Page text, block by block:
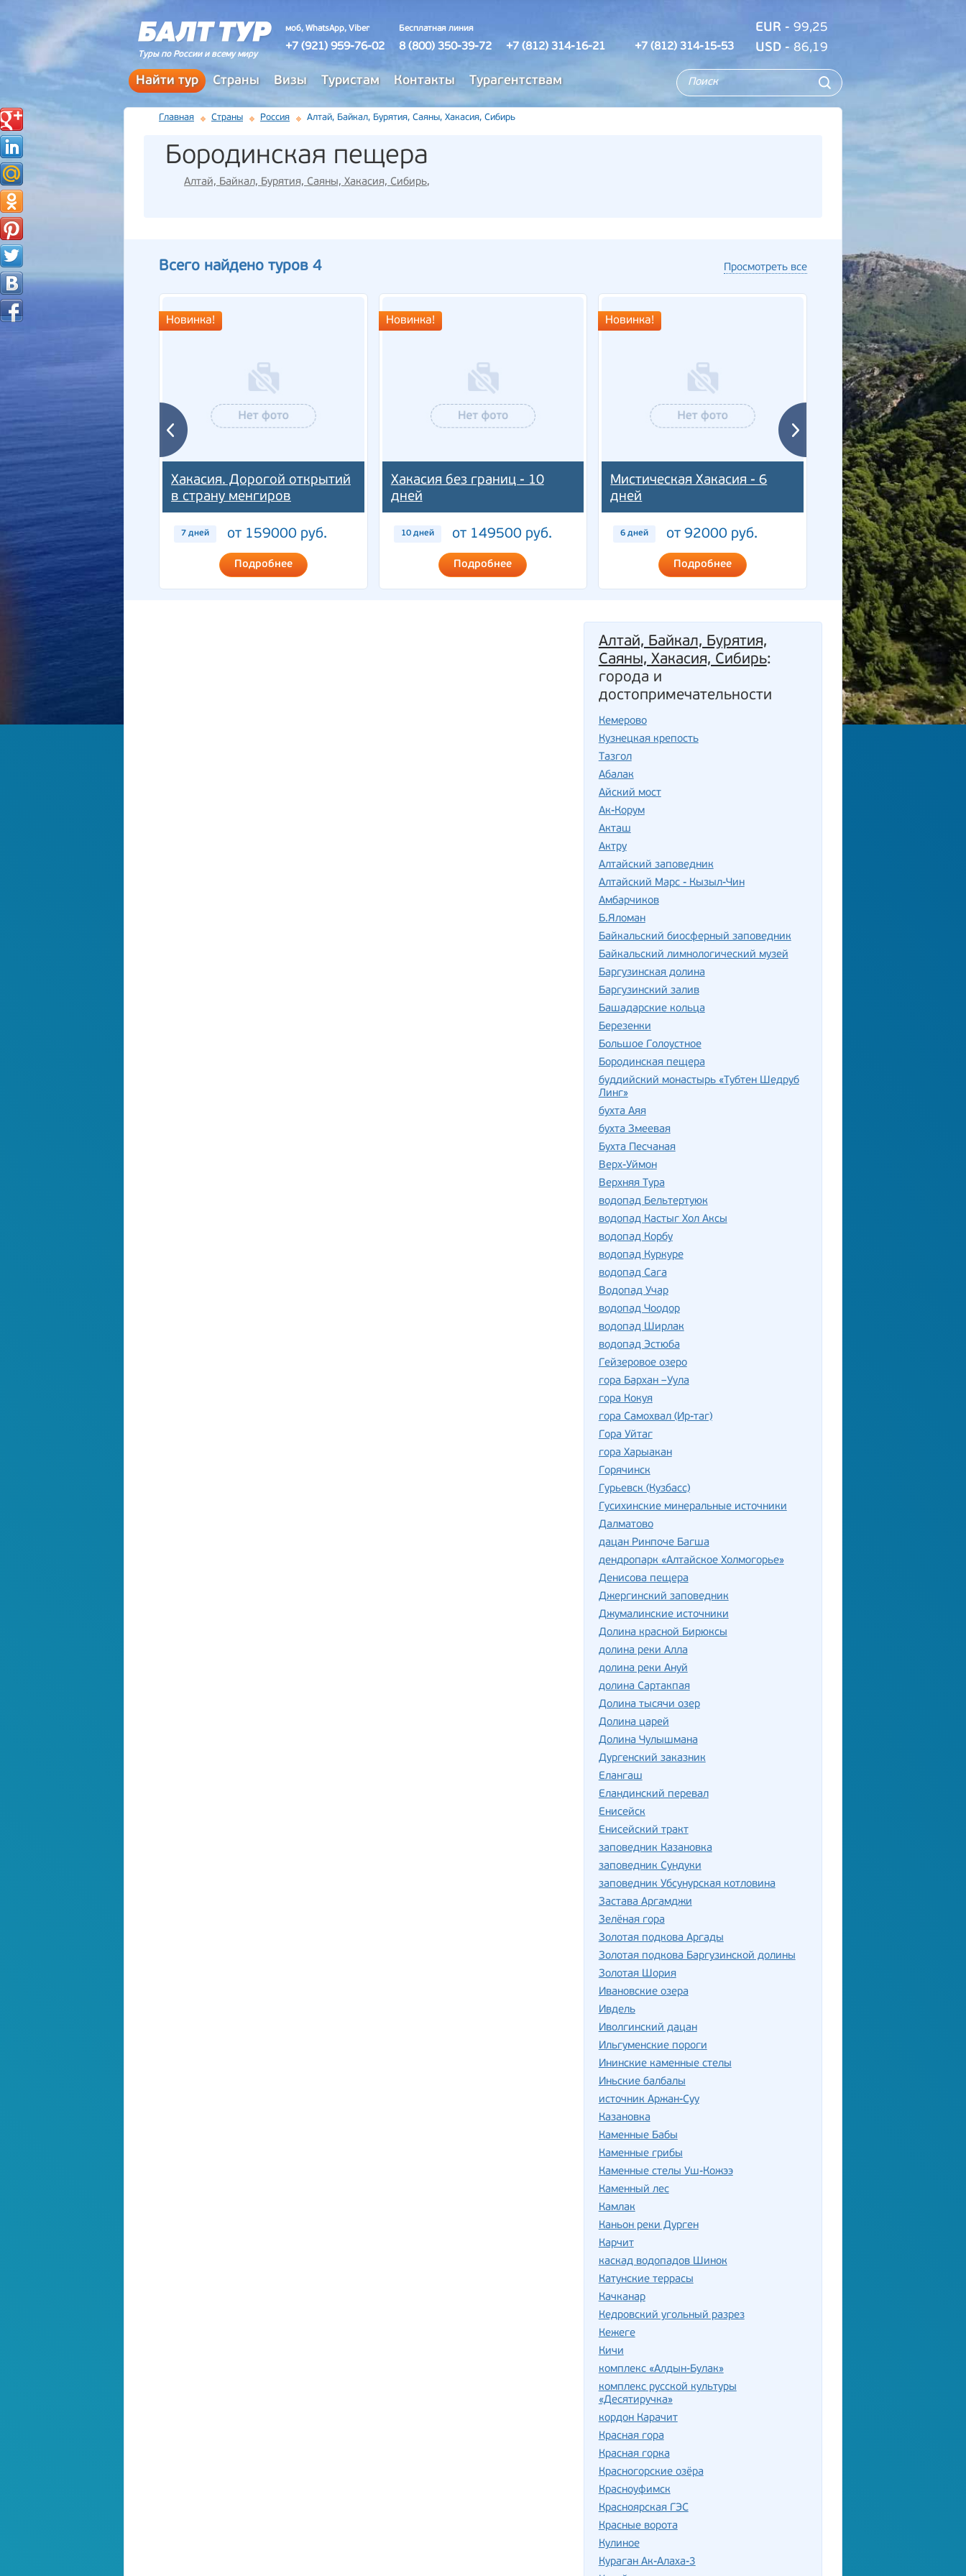
Туры по России и всему миру
моб, WhatsApp, Viber
+7 (921) 959-76-02
Бесплатная линия
8 (800) 350-39-72 +7 (812) 314-16-21 +7 (812) 314-15-53
EUR - 99,25
USD - 86,19
Найти тур Страны Визы Туристам Контакты Турагентствам
Главная Страны Россия Алтай, Байкал, Бурятия, Саяны, Хакасия, Сибирь
Бородинская пещера
Алтай, Байкал, Бурятия, Саяны, Хакасия, Сибирь,
Всего найдено туров 4 Просмотреть все
Хакасия. Дорогой открытий
в страну менгиров
Новинка!
7 дней от 159000 руб.
Подробнее
Хакасия без границ - 10
дней
Новинка!
10 дней от 149500 руб.
Подробнее
Мистическая Хакасия - 6
дней
Новинка!
6 дней от 92000 руб.
Подробнее
Поднебесье Саян - 5
Новинка!
5 дней от 55400
Подробнее
Алтай, Байкал, Бурятия,
Саяны, Хакасия, Сибирь:
города и
достопримечательности
Кемерово
Кузнецкая крепость
Тазгол
Абалак
Айский мост
Ак-Корум
Акташ
Актру
Алтайский заповедник
Алтайский Марс - Кызыл-Чин
Амбарчиков
Б.Яломан
Байкальский биосферный заповедник
Байкальский лимнологический музей
Баргузинская долина
Баргузинский залив
Башадарские кольца
Березенки
Большое Голоустное
Бородинская пещера
буддийский монастырь «Тубтен Шедруб
Линг»
бухта Аяя
бухта Змеевая
Бухта Песчаная
Верх-Уймон
Верхняя Тура
водопад Бельтертуюк
водопад Кастыг Хол Аксы
водопад Корбу
водопад Куркуре
водопад Сага
Водопад Учар
водопад Чоодор
водопад Ширлак
водопад Эстюба
Гейзеровое озеро
гора Бархан –Уула
гора Кокуя
гора Самохвал (Ир-таг)
Гора Уйтаг
гора Харыакан
Горячинск
Гурьевск (Кузбасс)
Гусихинские минеральные источники
Далматово
дацан Ринпоче Багша
дендропарк «Алтайское Холмогорье»
Денисова пещера
Джергинский заповедник
Джумалинские источники
Долина красной Бирюксы
долина реки Алла
долина реки Ануй
долина Сартакпая
Долина тысячи озер
Долина царей
Долина Чулышмана
Дургенский заказник
Елангаш
Еландинский перевал
Енисейск
Енисейский тракт
заповедник Казановка
заповедник Сундуки
заповедник Убсунурская котловина
Застава Аргамджи
Зелёная гора
Золотая подкова Аргады
Золотая подкова Баргузинской долины
Золотая Шория
Ивановские озера
Ивдель
Иволгинский дацан
Ильгуменские пороги
Ининские каменные стелы
Иньские балбалы
источник Аржан-Суу
Казановка
Каменные Бабы
Каменные грибы
Каменные стелы Уш-Кожээ
Каменный лес
Камлак
Каньон реки Дурген
Карчит
каскад водопадов Шинок
Катунские террасы
Качканар
Кедровский угольный разрез
Кежеге
Кичи
комплекс «Алдын-Булак»
комплекс русской культуры
«Десятиручка»
кордон Карачит
Красная гора
Красная горка
Красногорские озёра
Красноуфимск
Красноярская ГЭС
Красные ворота
Кулиное
Кураган Ак-Алаха-3